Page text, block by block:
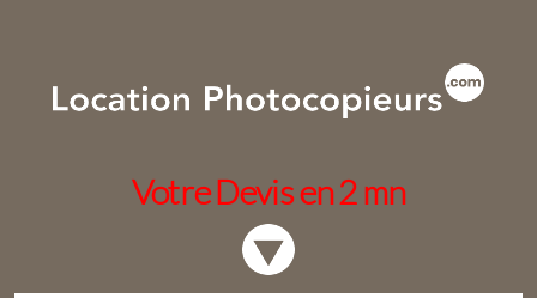
Votre Devis en 2 mn